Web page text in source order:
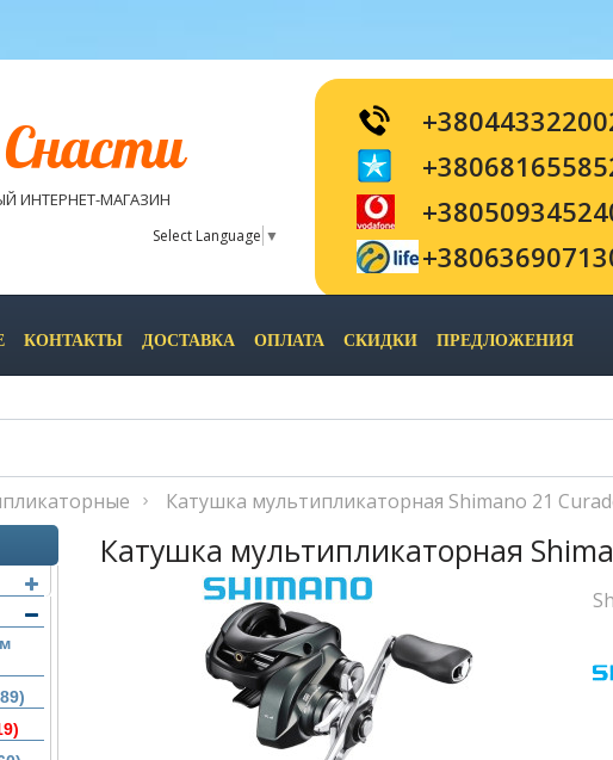
Снасти
ИНТЕРНЕТ-МАГАЗИН
Select Language ▼
КОНТАКТЫ ДОСТАВКА ОПЛАТА СКИДКИ ПРЕДЛОЖЕНИЯ
Катушка мультипликаторная Shimano 21
Катушка мультипликаторная